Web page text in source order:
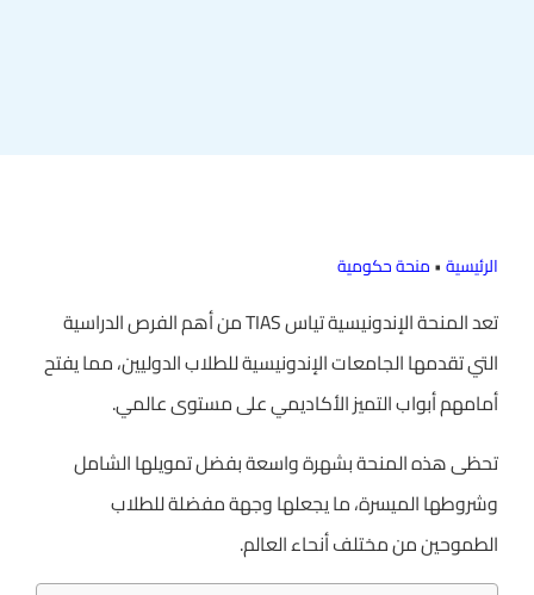
الرئيسية•منحة حكومية
تعد المنحة الإندونيسية تياس TIAS من أهم الفرص الدراسية
التي تقدمها الجامعات الإندونيسية للطلاب الدوليين، مما يفتح
أمامهم أبواب التميز الأكاديمي على مستوى عالمي.
تحظى هذه المنحة بشهرة واسعة بفضل تمويلها الشامل
وشروطها الميسرة، ما يجعلها وجهة مفضلة للطلاب
الطموحين من مختلف أنحاء العالم.